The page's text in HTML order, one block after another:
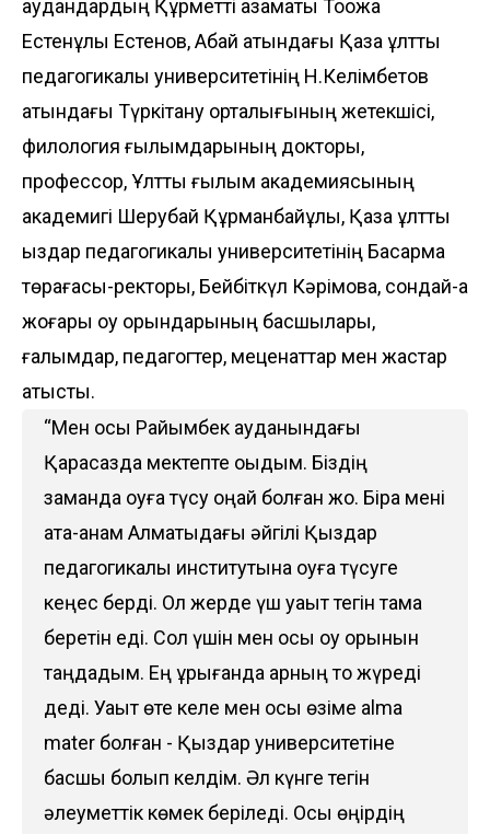
аудандардың Құрметті азаматы Тоққожа
Естенұлы Естенов, Абай атындағы Қазақ ұлттық
педагогикалық университетінің Н.Келімбетов
атындағы Түркітану орталығының жетекшісі,
филология ғылымдарының докторы,
профессор, Ұлттық ғылым академиясының
академигі Шерубай Құрманбайұлы, Қазақ ұлттық
қыздар педагогикалық университетінің Басқарма
төрағасы-ректоры, Бейбіткүл Кәрімова, сондай-ақ
жоғары оқу орындарының басшылары,
ғалымдар, педагогтер, меценаттар мен жастар
қатысты.
“Мен осы Райымбек ауданындағы
Қарасазда мектепте оқыдым. Біздің
заманда оқуға түсу оңай болған жоқ. Бірақ мені
ата-анам Алматыдағы әйгілі Қыздар
педагогикалық институтына оқуға түсуге
кеңес берді. Ол жерде үш уақыт тегін тамақ
беретін еді. Сол үшін мен осы оқу орынын
таңдадым. Ең құрығанда қарның тоқ жүреді
деді. Уақыт өте келе мен осы өзіме alma
mater болған - Қыздар университетіне
басшы болып келдім. Әл күнге тегін
әлеуметтік көмек беріледі. Осы өңірдің